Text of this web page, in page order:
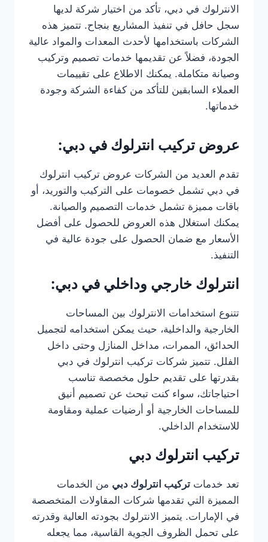
الانترلوك في دبي، تأكد من اختيار شركة لديها
سجل حافل في تنفيذ المشاريع بنجاح. تتميز هذه
الشركات باستخدامها لأحدث المعدات والمواد عالية
الجودة، فضلاً عن تقديمها خدمات تصميم وتركيب
وصيانة متكاملة. يمكنك الاطلاع على تقييمات
العملاء السابقين للتأكد من كفاءة الشركة وجودة
خدماتها.
عروض تركيب انترلوك في دبي:
تقدم العديد من الشركات عروض تركيب انترلوك
في دبي تشمل خصومات على التركيب والتوريد، أو
باقات مميزة تشمل خدمات التصميم والصيانة.
يمكنك استغلال هذه العروض للحصول على أفضل
الأسعار مع ضمان الحصول على جودة عالية في
التنفيذ.
انترلوك خارجي وداخلي في دبي:
تتنوع استخدامات الانترلوك بين المساحات
الخارجية والداخلية، حيث يمكن استخدامه لتجميل
الحدائق، الممرات، مداخل المنازل وحتى داخل
الفلل. تتميز شركات تركيب انترلوك في دبي
بقدرتها على تقديم حلول مخصصة تناسب
احتياجاتك، سواء كنت تبحث عن تصميم أنيق
للمساحات الخارجية أو أرضيات عملية ومقاومة
للاستخدام الداخلي.
تركيب انترلوك دبي
تعد خدمات تركيب انترلوك دبي من الخدمات
المميزة التي تقدمها شركات المقاولات المتخصصة
في الإمارات. يتميز الانترلوك بجودته العالية وقدرته
على تحمل الظروف الجوية القاسية، مما يجعله